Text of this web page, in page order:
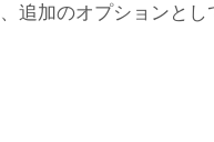
追加のオプションとし